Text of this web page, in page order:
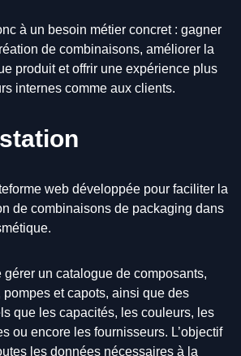
à un besoin métier concret : gagner
de combinaisons, améliorer la
produit et offrir une expérience plus
internes comme aux clients.
web développée pour faciliter la
de combinaisons de packaging dans
gérer un catalogue de composants,
et capots, ainsi que des
que les capacités, les couleurs, les
ou encore les fournisseurs. L’objectif
les données nécessaires à la